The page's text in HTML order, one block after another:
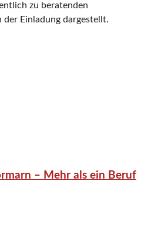
zu beratenden
der Einladung dargestellt.
– Mehr als ein Beruf